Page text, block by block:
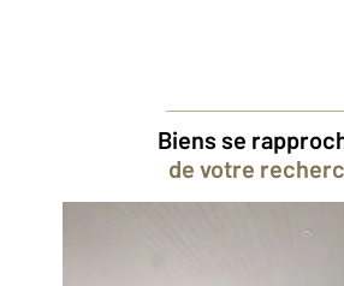
Biens se
de votre